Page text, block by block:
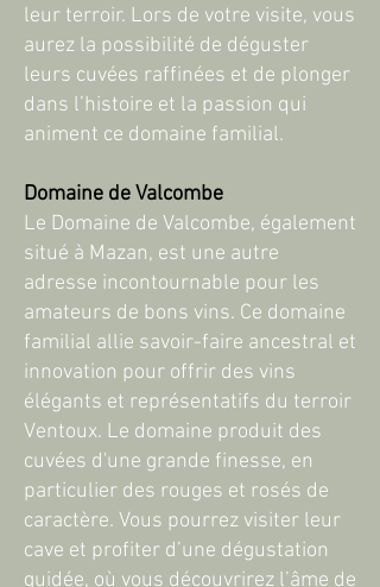
leur terroir. Lors de votre visite, vous
aurez la possibilité de déguster
leurs cuvées raffinées et de plonger
dans l’histoire et la passion qui
animent ce domaine familial.
Domaine de Valcombe
Le Domaine de Valcombe, également
situé à Mazan, est une autre
adresse incontournable pour les
amateurs de bons vins. Ce domaine
familial allie savoir-faire ancestral et
innovation pour offrir des vins
élégants et représentatifs du terroir
Ventoux. Le domaine produit des
cuvées d'une grande finesse, en
particulier des rouges et rosés de
caractère. Vous pourrez visiter leur
cave et profiter d’une dégustation
guidée, où vous découvrirez l’âme de